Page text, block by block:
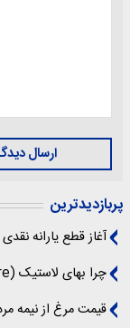
ارسال
پربازدیدترین
آغاز قطع یارانه نقدی و
چرا بهای لاستیک (Car Tyre) در جهان بالا می‌برد؟
قیمت مرغ از نیمه